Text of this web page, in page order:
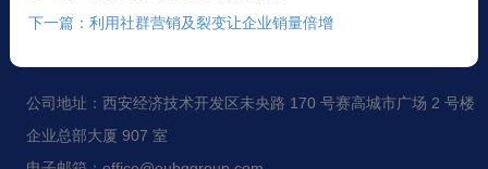
下一篇：利用社群营销及裂变让企业销量倍增
公司地址：西安经济技术开发区未央路 170 号赛高城市广场 2 号楼
企业总部大厦 907 室